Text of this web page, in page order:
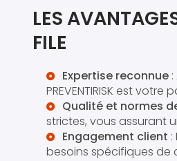
LES
FILE
Expertise reconnue
PREVENTIRISK est
Qualité et normes
strictes, vous assurant
Engagement client
besoins spécifiques de